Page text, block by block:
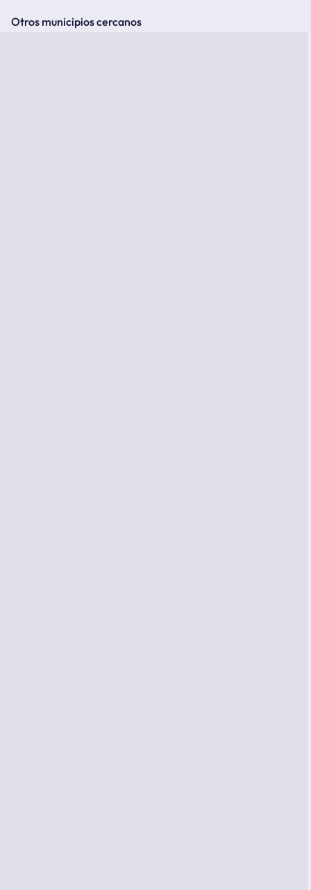
Otros municipios cercanos